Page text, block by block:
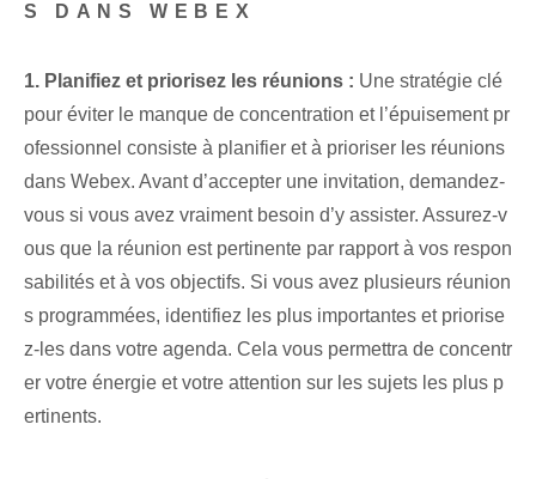
S DANS WEBEX
1. Planifiez et priorisez les réunions : Une stratégie clé
pour éviter le manque de concentration et l’épuisement pr
ofessionnel consiste à planifier et à prioriser les réunions
dans Webex. Avant d’accepter une invitation, demandez-
vous si vous avez vraiment besoin d’y assister. Assurez-v
ous que la réunion est pertinente par rapport à vos respon
sabilités et à vos objectifs. Si vous avez plusieurs réunion
s programmées, identifiez les plus importantes et priorise
z-les dans votre agenda. Cela vous permettra de concentr
er votre énergie et votre attention sur les sujets les plus p
ertinents.